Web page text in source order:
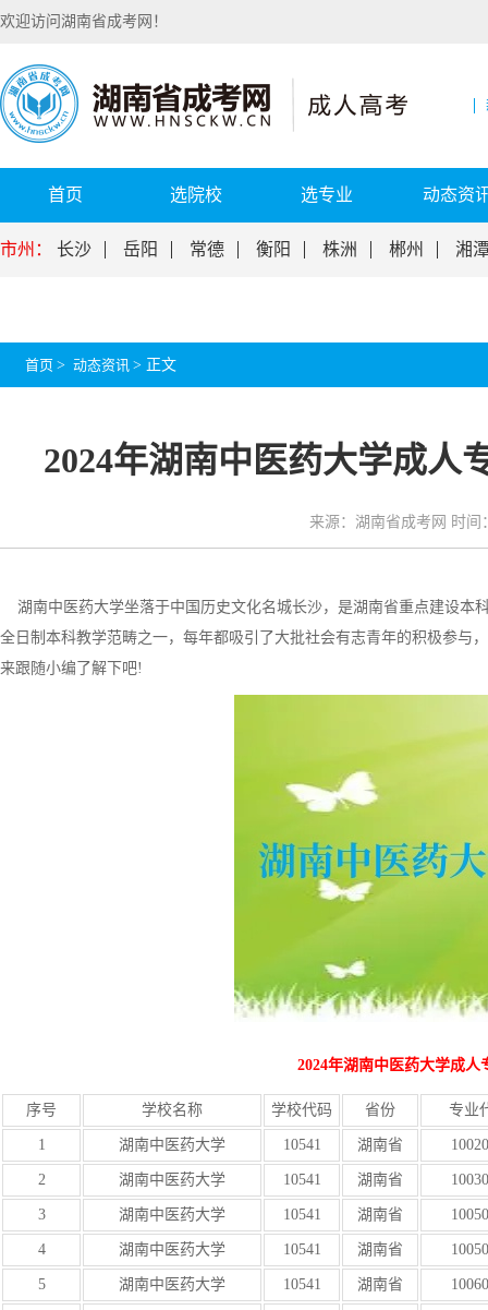
欢迎访问湖南省成考网！
首页 选院校 选专业 动态资
市州： 长沙 岳阳 常德 衡阳 株洲 郴州 湘
首页 > 动态资讯 > 正文
2024年湖南中医药大学成人
来源：湖南省成考网 时间
湖南中医药大学坐落于中国历史文化名城长沙，是湖南省重点建设本
全日制本科教学范畴之一，每年都吸引了大批社会有志青年的积极参与
来跟随小编了解下吧!
2024年湖南中医药大学成
序号 学校名称 学校代码 省份 专业
1 湖南中医药大学 10541 湖南省
2 湖南中医药大学 10541 湖南省
3 湖南中医药大学 10541 湖南省
4 湖南中医药大学 10541 湖南省
5 湖南中医药大学 10541 湖南省